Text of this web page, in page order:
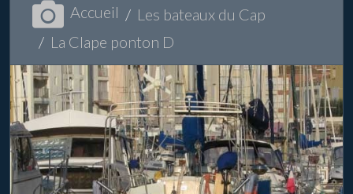
Accueil
Les bateaux du Cap
La Clape ponton D